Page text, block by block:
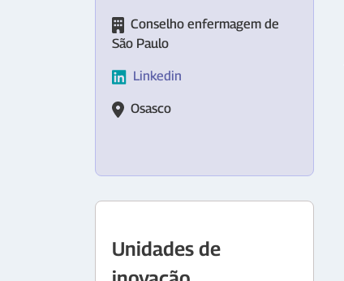
Conselho enfermagem de
São Paulo
Linkedin
Osasco
Unidades de